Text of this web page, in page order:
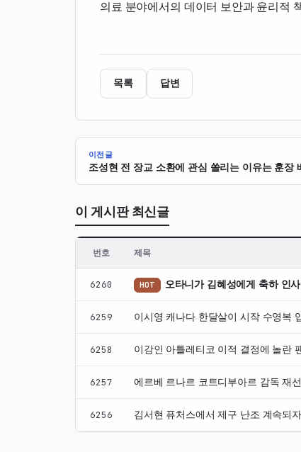
의료 분야에서의 데이터 보안과 윤리적
목록 답변
이전글
조성현 전 장교 소환에 관심 쏠리는 이유는 훈장
이 게시판 최신글
번호 제목
6260 HOT 오타니가 김혜성에게 축하 인
6259 이시영 캐나다 한달살이 시작 수영복
6258 이강인 아틀레티코 이적 결정에 놀란
6257 에르베 르나르 코트디부아르 감독 재
6256 김서현 퓨처스에서 제구 난조 계속되